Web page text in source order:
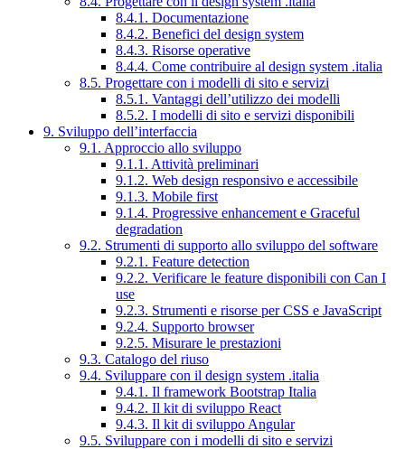
8.4.1. Documentazione
8.4.2. Benefici del design system
8.4.3. Risorse operative
8.4.4. Come contribuire al design system .italia
8.5. Progettare con i modelli di sito e servizi
8.5.1. Vantaggi dell’utilizzo dei modelli
8.5.2. I modelli di sito e servizi disponibili
9. Sviluppo dell’interfaccia
9.1. Approccio allo sviluppo
9.1.1. Attività preliminari
9.1.2. Web design responsivo e accessibile
9.1.3. Mobile first
9.1.4. Progressive enhancement e Graceful
degradation
9.2. Strumenti di supporto allo sviluppo del software
9.2.1. Feature detection
9.2.2. Verificare le feature disponibili con Can I
use
9.2.3. Strumenti e risorse per CSS e JavaScript
9.2.4. Supporto browser
9.2.5. Misurare le prestazioni
9.3. Catalogo del riuso
9.4. Sviluppare con il design system .italia
9.4.1. Il framework Bootstrap Italia
9.4.2. Il kit di sviluppo React
9.4.3. Il kit di sviluppo Angular
9.5. Sviluppare con i modelli di sito e servizi